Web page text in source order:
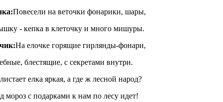
Повесели на веточки фонарики, шары,
- кепка в клеточку и много мишуры.
На елочке горящие гирлянды-фонари,
блестящие, с секретами внутри.
елка яркая, а где ж лесной народ?
мороз с подарками к нам по лесу идет!